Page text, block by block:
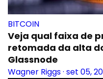
BITCOIN
Veja qual faixa de
retomada da alta
Glassnode
Wagner Riggs· set 05,